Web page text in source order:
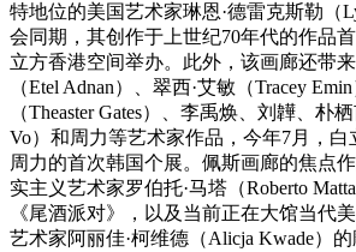
特地位的美国艺术家琳恩·德雷克斯勒（
会同期，其创作于上世纪70年代的作品
立方香港空间举办。此外，该画廊还带
（Etel Adnan）、翠西·艾敏（Tracey
（Theaster Gates）、李禹焕、刘韡、朴
Vo）和周力等艺术家作品，今年7月，
周力的首次韩国个展。佩斯画廊的焦点
实主义艺术家罗伯托·马塔（Roberto
《尾酒派对》，以及当前正在大馆当代
艺术家阿丽佳·柯维德（Alicja Kwade）的